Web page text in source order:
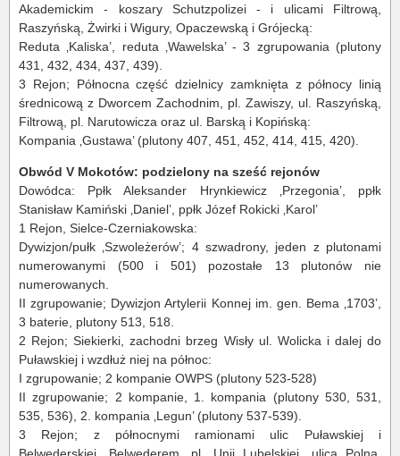
Akademickim - koszary Schutzpolizei - i ulicami Filtrową,
Raszyńską, Żwirki i Wigury, Opaczewską i Grójecką:
Reduta ‚Kaliska’, reduta ‚Wawelska’ - 3 zgrupowania (plutony
431, 432, 434, 437, 439).
3 Rejon; Północna część dzielnicy zamknięta z północy linią
średnicową z Dworcem Zachodnim, pl. Zawiszy, ul. Raszyńską,
Filtrową, pl. Narutowicza oraz ul. Barską i Kopińską:
Kompania ‚Gustawa’ (plutony 407, 451, 452, 414, 415, 420).
Obwód V Mokotów: podzielony na sześć rejonów
Dowódca: Ppłk Aleksander Hrynkiewicz ‚Przegonia’, ppłk
Stanisław Kamiński ‚Daniel’, ppłk Józef Rokicki ‚Karol’
1 Rejon, Sielce-Czerniakowska:
Dywizjon/pułk ‚Szwoleżerów’; 4 szwadrony, jeden z plutonami
numerowanymi (500 i 501) pozostałe 13 plutonów nie
numerowanych.
II zgrupowanie; Dywizjon Artylerii Konnej im. gen. Bema ‚1703’,
3 baterie, plutony 513, 518.
2 Rejon; Siekierki, zachodni brzeg Wisły ul. Wolicka i dalej do
Puławskiej i wzdłuż niej na północ:
I zgrupowanie; 2 kompanie OWPS (plutony 523-528)
II zgrupowanie; 2 kompanie, 1. kompania (plutony 530, 531,
535, 536), 2. kompania ‚Legun’ (plutony 537-539).
3 Rejon; z północnymi ramionami ulic Puławskiej i